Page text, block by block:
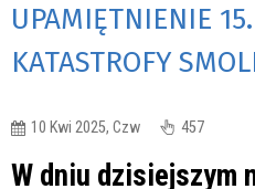
UPAMIĘTNIENIE
KATASTROFY
10 Kwi 2025, Czw 457
W dniu dzisiejszym